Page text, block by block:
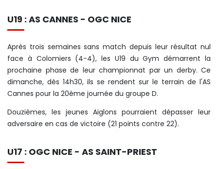
U19 : AS CANNES - OGC NICE
Après trois semaines sans match depuis leur résultat nul
face à Colomiers (4-4), les U19 du Gym démarrent la
prochaine phase de leur championnat par un derby. Ce
dimanche, dès 14h30, ils se rendent sur le terrain de l'AS
Cannes pour la 20ème journée du groupe D.
Douzièmes, les jeunes Aiglons pourraient dépasser leur
adversaire en cas de victoire (21 points contre 22).
U17 : OGC NICE - AS SAINT-PRIEST